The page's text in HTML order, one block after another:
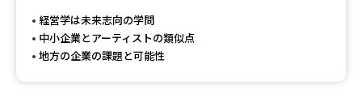
経営学は未来志向の学問
中小企業とアーティストの類似点
地方の企業の課題と可能性